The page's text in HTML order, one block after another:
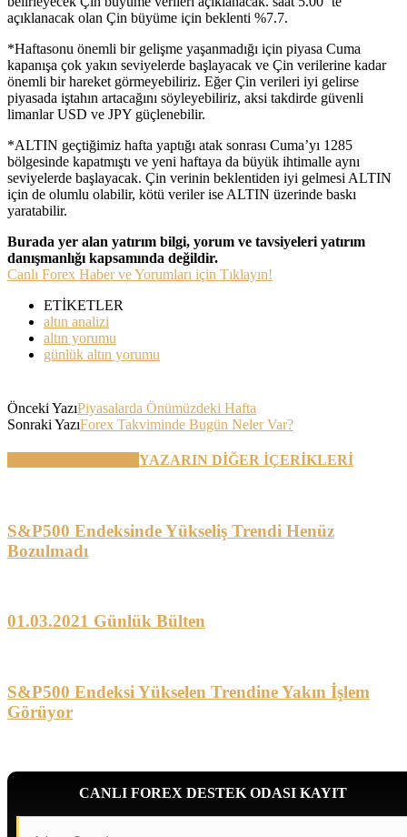
açıklanacak olan Çin büyüme için beklenti %7.7.
*Haftasonu önemli bir gelişme yaşanmadığı için piyasa Cuma
kapanışa çok yakın seviyelerde başlayacak ve Çin verilerine kadar
önemli bir hareket görmeyebiliriz. Eğer Çin verileri iyi gelirse
piyasada iştahın artacağını söyleyebiliriz, aksi takdirde güvenli
limanlar USD ve JPY güçlenebilir.
*ALTIN geçtiğimiz hafta yaptığı atak sonrası Cuma’yı 1285
bölgesinde kapatmıştı ve yeni haftaya da büyük ihtimalle aynı
seviyelerde başlayacak. Çin verinin beklentiden iyi gelmesi ALTIN
için de olumlu olabilir, kötü veriler ise ALTIN üzerinde baskı
yaratabilir.
Burada yer alan yatırım bilgi, yorum ve tavsiyeleri yatırım
danışmanlığı kapsamında değildir.
Canlı Forex Haber ve Yorumları için Tıklayın!
ETİKETLER
altın analizi
altın yorumu
günlük altın yorumu
Önceki YazıPiyasalarda Önümüzdeki Hafta
Sonraki YazıForex Takviminde Bugün Neler Var?
YAZARIN DİĞER İÇERİKLERİ
S&P500 Endeksinde Yükseliş Trendi Henüz
Bozulmadı
01.03.2021 Günlük Bülten
S&P500 Endeksi Yükselen Trendine Yakın İşlem
Görüyor
CANLI FOREX DESTEK ODASI KAYIT